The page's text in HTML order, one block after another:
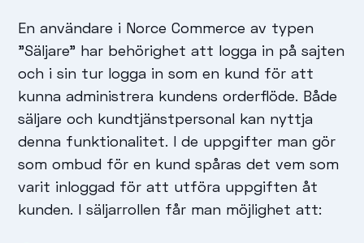
En användare i Norce Commerce av typen
”Säljare” har behörighet att logga in på sajten
och i sin tur logga in som en kund för att
kunna administrera kundens orderflöde. Både
säljare och kundtjänstpersonal kan nyttja
denna funktionalitet. I de uppgifter man gör
som ombud för en kund spåras det vem som
varit inloggad för att utföra uppgiften åt
kunden. I säljarrollen får man möjlighet att: